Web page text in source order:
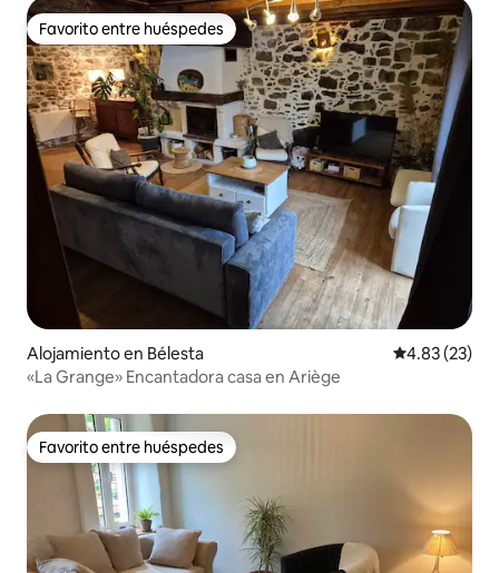
Favorito entre huéspedes
Favorito entre huéspedes
Alojamiento en Bélesta Calificación
4.83 (23)
«La Grange» Encantadora casa en Ariège
Favorito entre huéspedes
Favorito entre huéspedes